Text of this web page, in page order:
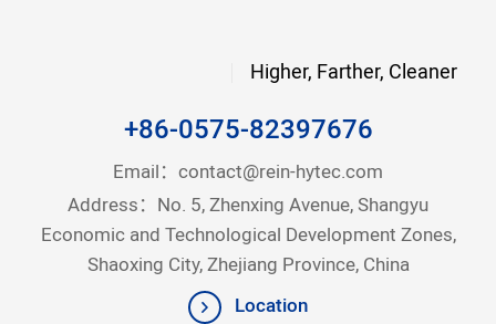
Higher, Farther, Cleaner
+86-0575-82397676
Email： contact@rein-hytec.com
Address：No. 5, Zhenxing Avenue, Shangyu
Economic and Technological Development Zones,
Shaoxing City, Zhejiang Province, China
Location